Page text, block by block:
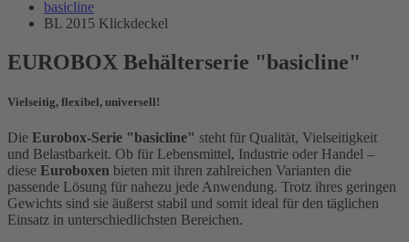
basicline
BL 2015 Klickdeckel
EUROBOX Behälterserie "basicline"
Vielseitig, flexibel, universell!
Die Eurobox-Serie "basicline" steht für Qualität, Vielseitigkeit
und Belastbarkeit. Ob für Lebensmittel, Industrie oder Handel –
diese Euroboxen bieten mit ihren zahlreichen Varianten die
passende Lösung für nahezu jede Anwendung. Trotz ihres geringen
Gewichts sind sie äußerst stabil und somit ideal für den täglichen
Einsatz in unterschiedlichsten Bereichen.